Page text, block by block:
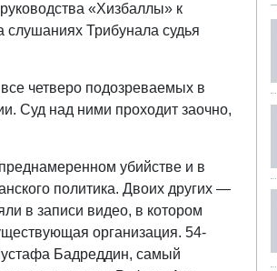
«Хизбаллы» к
Трибунала судья
четверо подозреваемых в
Суд над ними проходит заочно,
убийстве и в
политика. Двоих других —
в записи видео, в котором
организация. 54-
Бадреддин, самый